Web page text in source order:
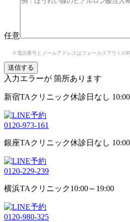
任意
※電話番号とメールアドレスはフォーカスアウトの
入力エラーが 箇所あります
新宿TAクリニック休診日なし
0120-973-161
銀座TAクリニック休診日なし
0120-229-239
横浜TAクリニック10:00～19:00
0120-980-325